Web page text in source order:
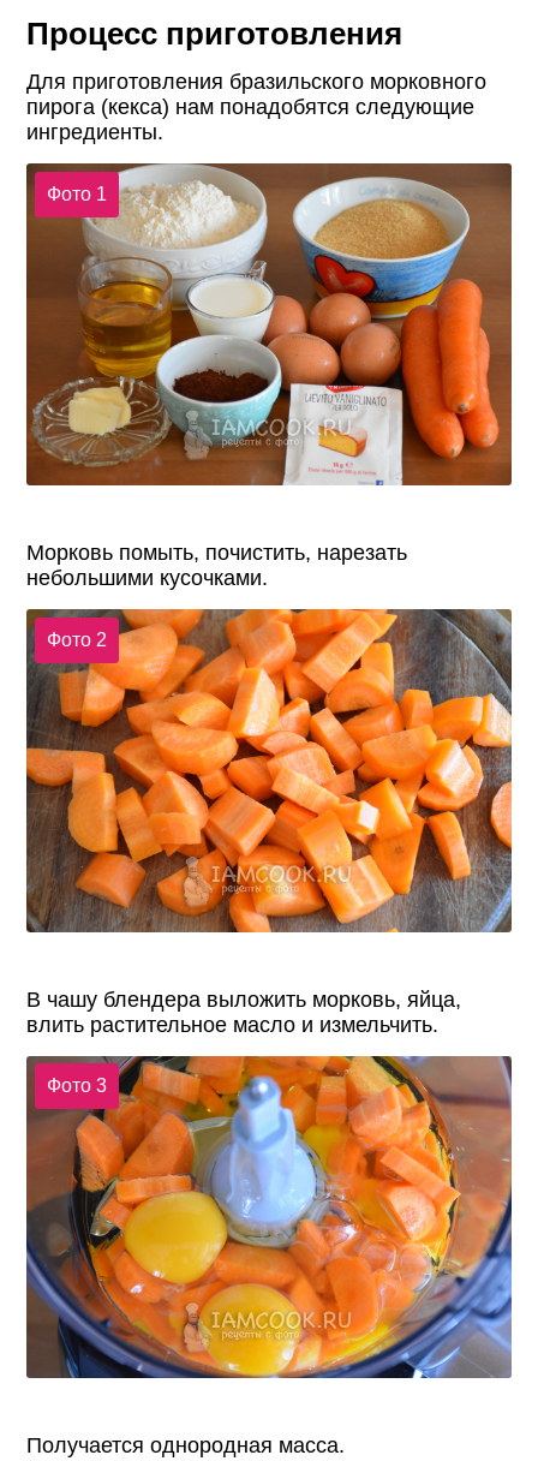
Процесс приготовления
Для приготовления бразильского морковного
пирога (кекса) нам понадобятся следующие
ингредиенты.
Фото 1
Морковь помыть, почистить, нарезать
небольшими кусочками.
Фото 2
В чашу блендера выложить морковь, яйца,
влить растительное масло и измельчить.
Фото 3
Получается однородная масса.